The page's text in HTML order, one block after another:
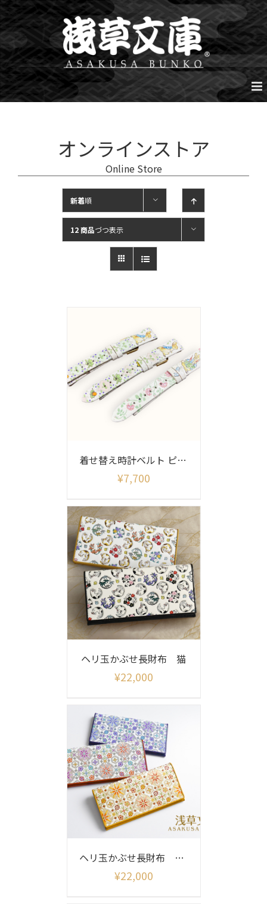
Skip
to
content
オンラインストア
Online Store
新着順
12 商品づつ表示
着せ替え時計ベルト ピーターラビット柄(ベルトのみ)
¥7,700
ヘリ玉かぶせ長財布 猫
¥22,000
ヘリ玉かぶせ長財布 花菱
¥22,000